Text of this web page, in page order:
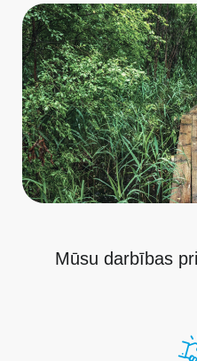
Mūsu darbības